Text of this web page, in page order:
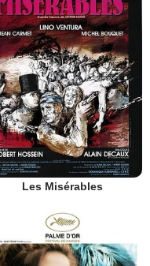
Les Misérables